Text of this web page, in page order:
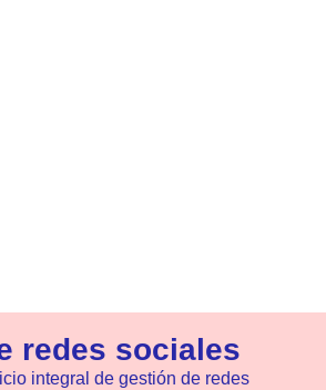
redes sociales
integral de gestión de redes